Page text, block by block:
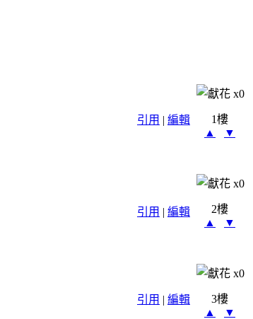
x0
引用 | 編輯
1樓
▲
▼
x0
引用 | 編輯
2樓
▲
▼
x0
引用 | 編輯
3樓
▲
▼